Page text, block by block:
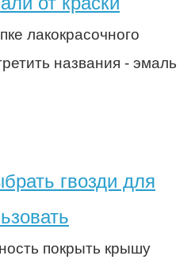
лакокрасочного
названия - эмаль
гвозди для
покрыть крышу